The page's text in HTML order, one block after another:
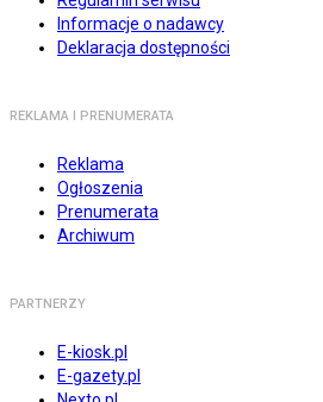
Informacje o nadawcy
Deklaracja dostępności
REKLAMA I PRENUMERATA
Reklama
Ogłoszenia
Prenumerata
Archiwum
PARTNERZY
E-kiosk.pl
E-gazety.pl